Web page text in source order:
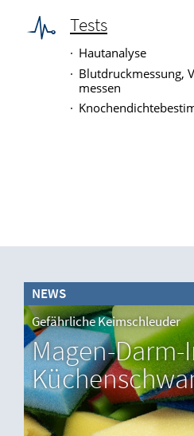
Tests
Hautanalyse
Blutdruckmessung,
messen
NEWS
Gefährliche Keimschleuder
Magen-